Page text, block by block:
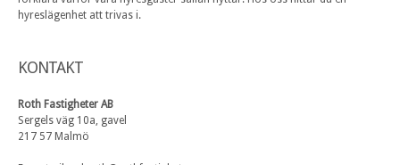
hyreslägenhet att trivas i.
KONTAKT
Roth Fastigheter AB
Sergels väg 10a, gavel
217 57 Malmö